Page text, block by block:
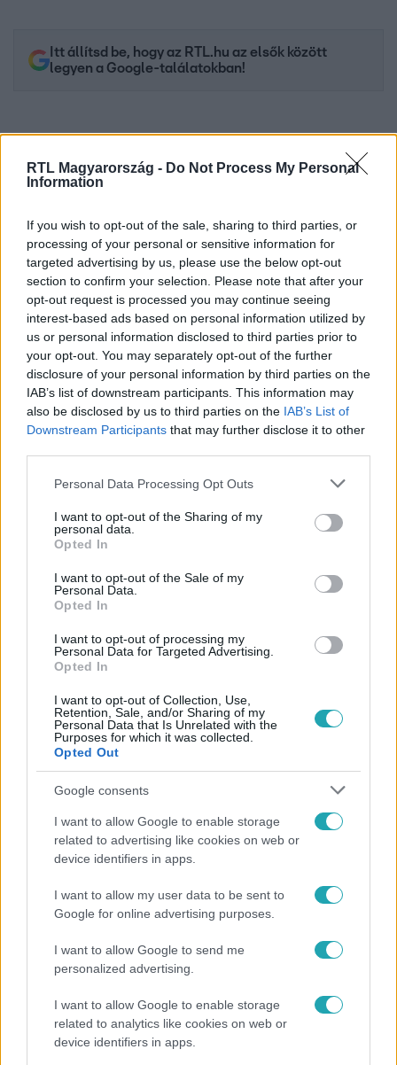
RTL Magyarország - Do Not Process My Personal
Information
If you wish to opt-out of the sale, sharing to third parties, or
processing of your personal or sensitive information for
targeted advertising by us, please use the below opt-out
section to confirm your selection. Please note that after your
opt-out request is processed you may continue seeing
interest-based ads based on personal information utilized by
us or personal information disclosed to third parties prior to
your opt-out. You may separately opt-out of the further
disclosure of your personal information by third parties on the
IAB’s list of downstream participants. This information may
also be disclosed by us to third parties on the IAB’s List of
Downstream Participants that may further disclose it to other
Please note that this website/app uses one or more Google
not limited to your visit or usage behaviour. You may click to
grant or deny consent to Google and its third-party tags to
use your data for below specified purposes in below Google
consent section.
Personal Data Processing Opt Outs
I want to opt-out of the Sharing of my
personal data.
Opted In
I want to opt-out of the Sale of my
Personal Data.
Opted In
I want to opt-out of processing my
Personal Data for Targeted Advertising.
Opted In
I want to opt-out of Collection, Use,
Retention, Sale, and/or Sharing of my
Personal Data that Is Unrelated with the
Purposes for which it was collected.
Opted Out
Google consents
I want to allow Google to enable storage
related to advertising like cookies on web or
device identifiers in apps.
I want to allow my user data to be sent to
Google for online advertising purposes.
I want to allow Google to send me
personalized advertising.
I want to allow Google to enable storage
related to analytics like cookies on web or
device identifiers in apps.
Itt állítsd be, hogy az RTL.hu az elsők között
legyen a Google-találatokban!
Kövess minket, és értesülj a friss hírekről a
Facebookon is!
Követem
THE VOICE #RTL #EXTRA VIDEÓK
TERAN VILLAREAL MÁTÉ ANTÓNIÓ # ÉDESAPA
BETEGSÉG
MELODIKA #FURULYA
Népszerű
Hosszú Katinka a dokumentumfilmjében Shane
Tusupról: A medencében minden működött